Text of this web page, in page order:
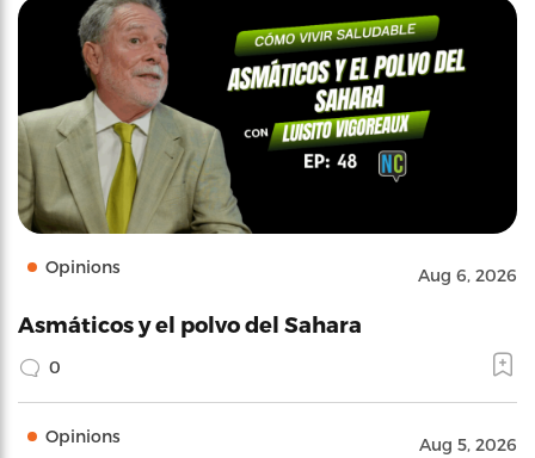
Opinions Aug 6, 2026
Asmáticos y el polvo del Sahara
0
Opinions Aug 5, 2026